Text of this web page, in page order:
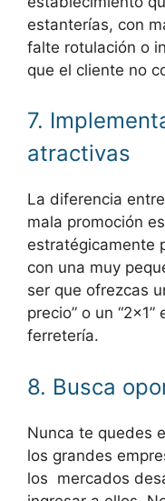
estanterías, con
falte rotulación o
que el cliente no
7.
atractivas
La diferencia
mala promoción
estratégicamente
con una muy
ser que ofrezcas
precio” o un
ferretería.
8. Busca
Nunca te quedes
los grandes
los mercados